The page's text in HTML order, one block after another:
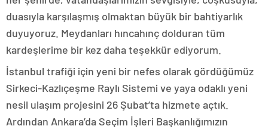
duasıyla karşılaşmış olmaktan büyük bir bahtiyarlık
duyuyoruz. Meydanları hıncahınç dolduran tüm
kardeşlerime bir kez daha teşekkür ediyorum.
İstanbul trafiği için yeni bir nefes olarak gördüğümüz
Sirkeci-Kazlıçeşme Raylı Sistemi ve yaya odaklı yeni
nesil ulaşım projesini 26 Şubat’ta hizmete açtık.
Ardından Ankara’da Seçim İşleri Başkanlığımızın